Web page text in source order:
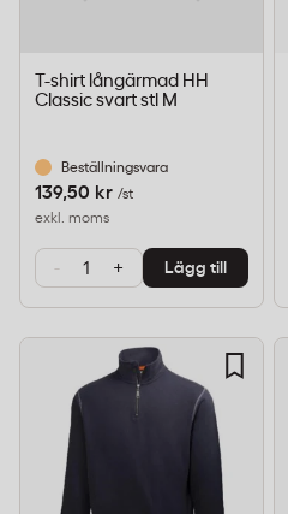
T-shirt långärmad HH
Classic svart stl M
Beställningsvara
139,50 kr /st
exkl. moms
- + Lägg till